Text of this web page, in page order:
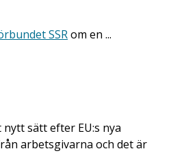
SSRom en ...
sätt efter EU:s nya
arbetsgivarna och det är